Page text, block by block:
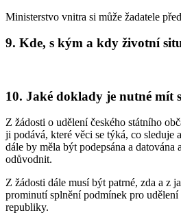
Ministerstvo vnitra si může žadatele
9. Kde, s kým a kdy životní
10. Jaké doklady je nutné mít
Z žádosti o udělení českého státního
ji podává, které věci se týká, co sleduje
dále by měla být podepsána a datována
odůvodnit.
Z žádosti dále musí být patrné, zda a z
prominutí splnění podmínek pro udělení
republiky.